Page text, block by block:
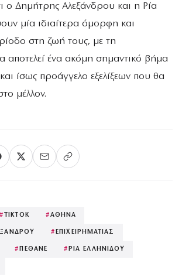
ο Δημήτρης Αλεξάνδρου και η Ρία
μία ιδιαίτερα όμορφη και
στη ζωή τους, με τη
αποτελεί ένα ακόμη σημαντικό βήμα
ίσως προάγγελο εξελίξεων που θα
μέλλον.
# TIKTOK #ΑΘΗΝΑ
# ΕΠΙΧΕΙΡΗΜΑΤΙΑΣ
# ΠΕΘΑΝΕ # ΡΙΑ ΕΛΛΗΝΙΔΟΥ